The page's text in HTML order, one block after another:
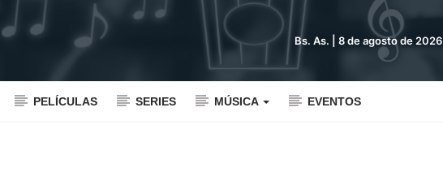
Bs. As. | 8 de agosto de 2026
PELÍCULAS SERIES MÚSICA EVENTOS